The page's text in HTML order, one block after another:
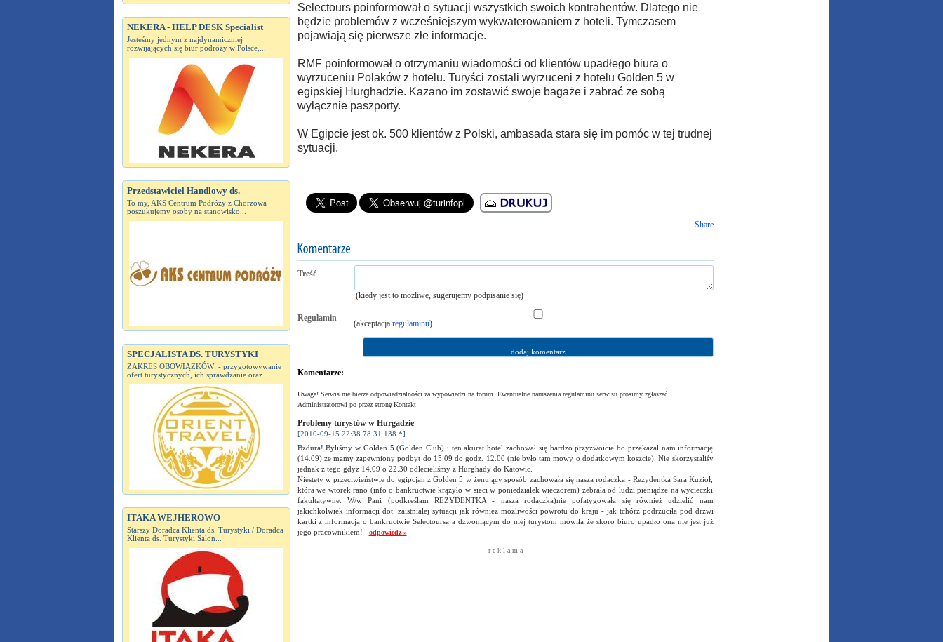
NEKERA - HELP DESK Specialist
Jesteśmy jednym z najdynamiczniej
rozwijających się biur podróży w Polsce,...
Przedstawiciel Handlowy ds.
To my, AKS Centrum Podróży z Chorzowa
poszukujemy osoby na stanowisko...
SPECJALISTA DS. TURYSTYKI
ZAKRES OBOWIĄZKÓW: - przygotowywanie
ofert turystycznych, ich sprawdzanie oraz...
ITAKA WEJHEROWO
Starszy Doradca Klienta ds. Turystyki / Doradca
Klienta ds. Turystyki Salon...
Selectours poinformował o sytuacji wszystkich swoich kontrahentów. Dlatego nie
będzie problemów z wcześniejszym wykwaterowaniem z hoteli. Tymczasem
pojawiają się pierwsze złe informacje.
RMF poinformował o otrzymaniu wiadomości od klientów upadłego biura o
wyrzuceniu Polaków z hotelu. Turyści zostali wyrzuceni z hotelu Golden 5 w
egipskiej Hurghadzie. Kazano im zostawić swoje bagaże i zabrać ze sobą
wyłącznie paszporty.
W Egipcie jest ok. 500 klientów z Polski, ambasada stara się im pomóc w tej trudnej
sytuacji.
Share
Treść
(kiedy jest to możliwe, sugerujemy podpisanie się)
Regulamin
(akceptacja regulaminu)
Komentarze:
Uwaga! Serwis nie bierze odpowiedzialności za wypowiedzi na forum. Ewentualne naruszenia regulaminu serwisu prosimy zgłaszać
Administratorowi po przez stronę Kontakt
Problemy turystów w Hurgadzie
[2010-09-15 22:38 78.31.138.*]
Bzdura! Byliśmy w Golden 5 (Golden Club) i ten akurat hotel zachował się bardzo przyzwoicie bo przekazał nam informację
(14.09) że mamy zapewniony podbyt do 15.09 do godz. 12.00 (nie było tam mowy o dodatkowym koszcie). Nie skorzystaliśy
jednak z tego gdyż 14.09 o 22.30 odlecieliśmy z Hurghady do Katowic.
Niestety w przeciwieństwie do egipcjan z Golden 5 w żenujący sposób zachowała się nasza rodaczka - Rezydentka Sara Kuzioł,
która we wtorek rano (info o bankructwie krążyło w sieci w poniedziałek wieczorem) zebrała od ludzi pieniądze na wycieczki
fakultatywne. W/w Pani (podkreślam REZYDENTKA - nasza rodaczka)nie pofatygowała się również udzielić nam
jakichkolwiek informacji dot. zaistniałej sytuacji jak również możliwości powrotu do kraju - jak tchórz podrzuciła pod drzwi
kartki z informacją o bankructwie Selectoursa a dzwoniącym do niej turystom mówiła że skoro biuro upadło ona nie jest już
jego pracownikiem! odpowiedz »
r e k l a m a